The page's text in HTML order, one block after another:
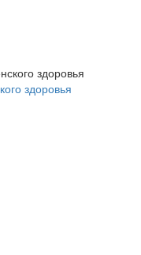
здоровья